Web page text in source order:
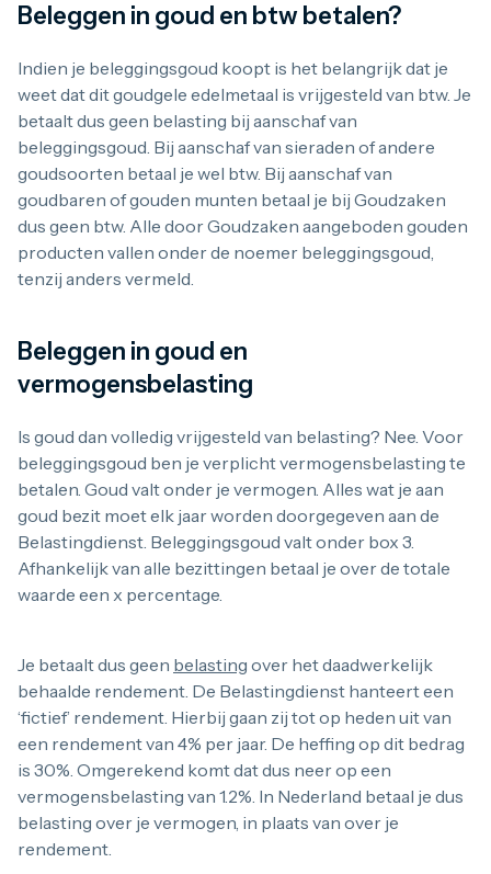
Beleggen in goud en btw betalen?
Indien je beleggingsgoud koopt is het belangrijk dat je
weet dat dit goudgele edelmetaal is vrijgesteld van btw. Je
betaalt dus geen belasting bij aanschaf van
beleggingsgoud. Bij aanschaf van sieraden of andere
goudsoorten betaal je wel btw. Bij aanschaf van
goudbaren of gouden munten betaal je bij Goudzaken
dus geen btw. Alle door Goudzaken aangeboden gouden
producten vallen onder de noemer beleggingsgoud,
tenzij anders vermeld.
Beleggen in goud en
vermogensbelasting
Is goud dan volledig vrijgesteld van belasting? Nee. Voor
beleggingsgoud ben je verplicht vermogensbelasting te
betalen. Goud valt onder je vermogen. Alles wat je aan
goud bezit moet elk jaar worden doorgegeven aan de
Belastingdienst. Beleggingsgoud valt onder box 3.
Afhankelijk van alle bezittingen betaal je over de totale
waarde een x percentage.
Je betaalt dus geen belasting over het daadwerkelijk
behaalde rendement. De Belastingdienst hanteert een
‘fictief’ rendement. Hierbij gaan zij tot op heden uit van
een rendement van 4% per jaar. De heffing op dit bedrag
is 30%. Omgerekend komt dat dus neer op een
vermogensbelasting van 1.2%. In Nederland betaal je dus
belasting over je vermogen, in plaats van over je
rendement.